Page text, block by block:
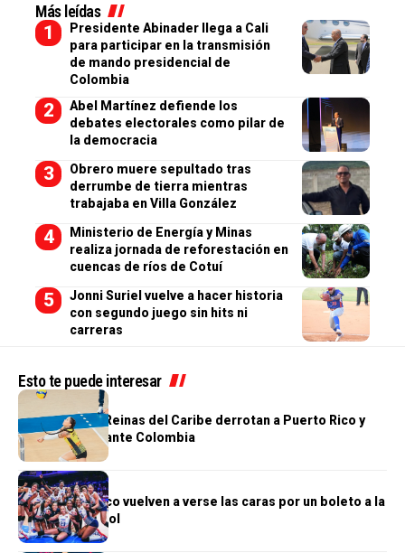
Más leídas
Presidente Abinader llega a Cali
para participar en la transmisión
de mando presidencial de
Colombia
Abel Martínez defiende los
debates electorales como pilar de
la democracia
Obrero muere sepultado tras
derrumbe de tierra mientras
trabajaba en Villa González
Ministerio de Energía y Minas
realiza jornada de reforestación en
cuencas de ríos de Cotuí
Jonni Suriel vuelve a hacer historia
con segundo juego sin hits ni
carreras
Esto te puede interesar
DEPORTES
¡A la final! Las Reinas del Caribe derrotan a Puerto Rico y
van por el oro ante Colombia
DEPORTES
RD y Puerto Rico vuelven a verse las caras por un boleto a la
final del voleibol